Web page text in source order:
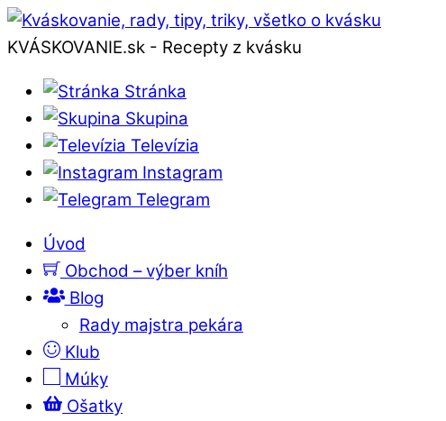
KVÁSKOVANIE.sk - Recepty z kvásku
Stránka
Skupina
Televízia
Instagram
Telegram
Úvod
Obchod – výber kníh
Blog
Rady majstra pekára
Klub
Múky
Ošatky